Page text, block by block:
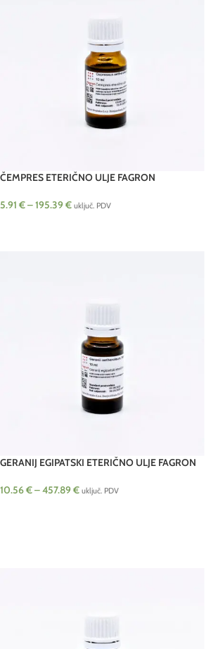
ČEMPRES ETERIČNO ULJE FAGRON
5.91 €–195.39€ uključ. PDV
GERANIJ EGIPATSKI ETERIČNO ULJE FAGRON
10.56€–457.89€ uključ. PDV